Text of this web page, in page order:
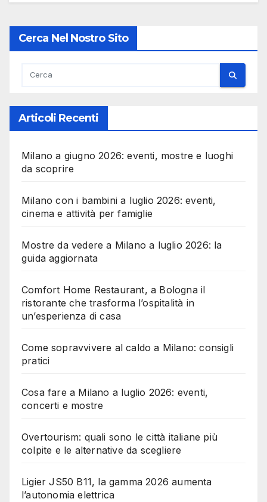
Cerca Nel Nostro Sito
Articoli Recenti
Milano a giugno 2026: eventi, mostre e luoghi
da scoprire
Milano con i bambini a luglio 2026: eventi,
cinema e attività per famiglie
Mostre da vedere a Milano a luglio 2026: la
guida aggiornata
Comfort Home Restaurant, a Bologna il
ristorante che trasforma l’ospitalità in
un’esperienza di casa
Come sopravvivere al caldo a Milano: consigli
pratici
Cosa fare a Milano a luglio 2026: eventi,
concerti e mostre
Overtourism: quali sono le città italiane più
colpite e le alternative da scegliere
Ligier JS50 B11, la gamma 2026 aumenta
l’autonomia elettrica